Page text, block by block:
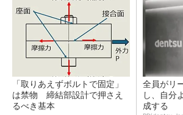
「取りあえずボルトで固定」
は禁物 締結部設計で押さえ
るべき基本
全員がリ
し、自分
成する